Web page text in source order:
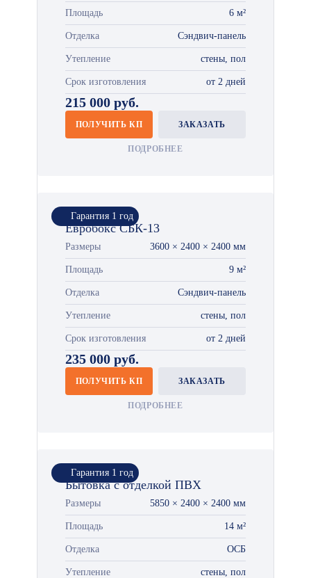
Площадь 6 м²
Отделка Сэндвич-панель
Утепление стены, пол
Срок изготовления от 2 дней
215 000 руб.
ПОЛУЧИТЬ КП ЗАКАЗАТЬ
ПОДРОБНЕЕ
Гарантия 1 год
Евробокс СБК-13
Размеры 3600 × 2400 × 2400 мм
Площадь 9 м²
Отделка Сэндвич-панель
Утепление стены, пол
Срок изготовления от 2 дней
235 000 руб.
ПОЛУЧИТЬ КП ЗАКАЗАТЬ
ПОДРОБНЕЕ
Гарантия 1 год
Бытовка с отделкой ПВХ
Размеры 5850 × 2400 × 2400 мм
Площадь 14 м²
Отделка ОСБ
Утепление стены, пол